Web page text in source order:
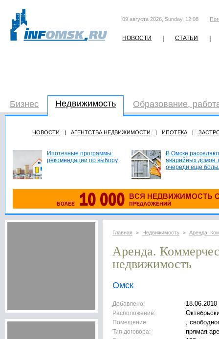
09 августа 2026, Sunday, 12:08
НОВОСТИ | СТАТЬИ |
Бизнес Недвижимость Образование,
НОВОСТИ | АГЕНТСТВА НЕДВИЖИМОСТИ | ИПОТЕКА |
Ипотечные программы:
рекомендации по выбору
В Омске
аварийных домов,
очереди еще
Главная > Недвижимость > Аренда.
Аренда.
недвижимость
Омск
Добавлено:
18.06.2010
Расположение:
Помещение:
,
Тип договора:
прямая